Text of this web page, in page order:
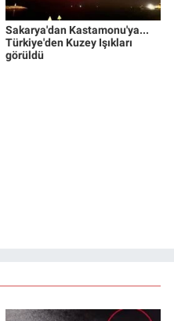
Sakarya'dan Kastamonu'ya...
Türkiye'den Kuzey Işıkları
görüldü